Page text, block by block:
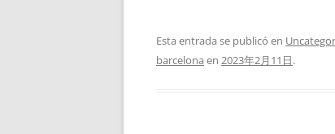
Esta entrada se publicó en
barcelona en 2023年2月11日.